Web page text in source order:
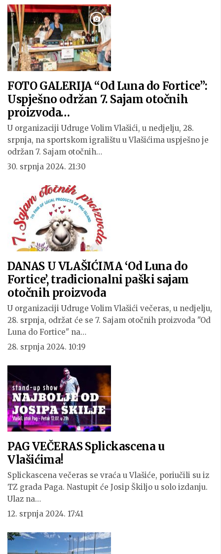
FOTO GALERIJA “Od Luna do Fortice”:
Uspješno održan 7. Sajam otočnih
proizvoda…
U organizaciji Udruge Volim Vlašići, u nedjelju, 28.
srpnja, na sportskom igralištu u Vlašićima uspješno je
održan 7. Sajam otočnih…
30. srpnja 2024. 21:30
DANAS U VLAŠIĆIMA ‘Od Luna do
Fortice’, tradicionalni paški sajam
otočnih proizvoda
U organizaciji Udruge Volim Vlašići večeras, u nedjelju,
28. srpnja, održat će se 7. Sajam otočnih proizvoda "Od
Luna do Fortice" na…
28. srpnja 2024. 10:19
PAG VEČERAS Splickascena u
Vlašićima!
Splickascena večeras se vraća u Vlašiće, poriučili su iz
TZ grada Paga. Nastupit će Josip Škiljo u solo izdanju.
Ulaz na…
12. srpnja 2024. 17:41